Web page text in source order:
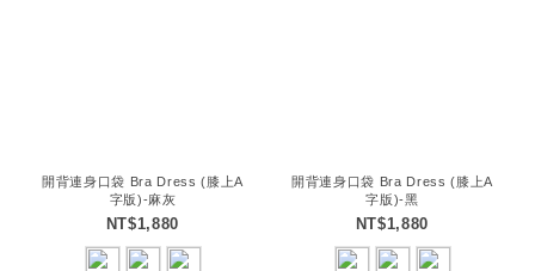
開背連身口袋 Bra Dress (膝上A
字版)-麻灰
NT$1,880
開背連身口袋 Bra Dress (膝上A
字版)-黑
NT$1,880